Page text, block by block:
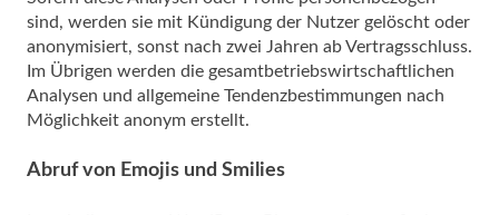
sind, werden sie mit Kündigung der Nutzer gelöscht oder
anonymisiert, sonst nach zwei Jahren ab Vertragsschluss.
Im Übrigen werden die gesamtbetriebswirtschaftlichen
Analysen und allgemeine Tendenzbestimmungen nach
Möglichkeit anonym erstellt.
Abruf von Emojis und Smilies